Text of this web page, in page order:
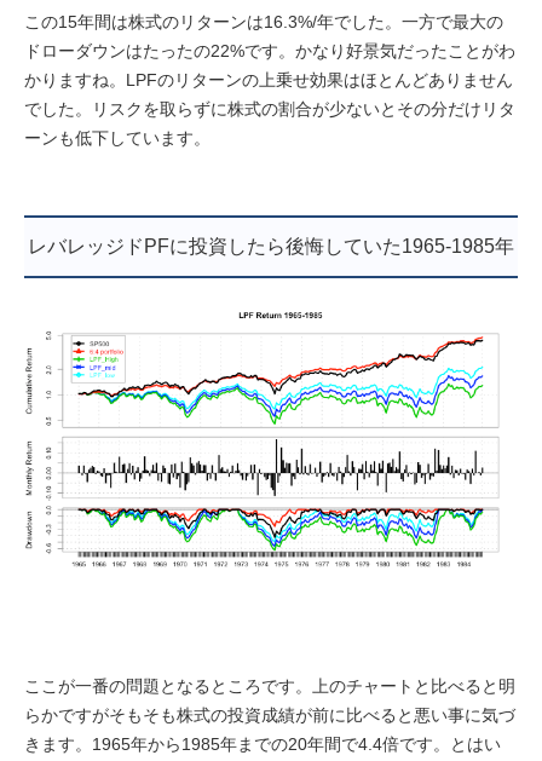
この15年間は株式のリターンは16.3%/年でした。一方で最大の
ドローダウンはたったの22%です。かなり好景気だったことがわ
かりますね。LPFのリターンの上乗せ効果はほとんどありません
でした。リスクを取らずに株式の割合が少ないとその分だけリタ
ーンも低下しています。
レバレッジドPFに投資したら後悔していた1965-1985年
ここが一番の問題となるところです。上のチャートと比べると明
らかですがそもそも株式の投資成績が前に比べると悪い事に気づ
きます。1965年から1985年までの20年間で4.4倍です。とはい